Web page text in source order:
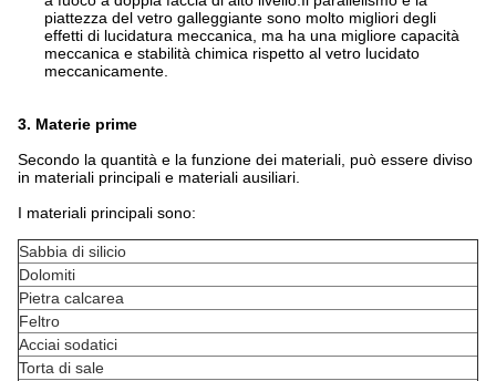
piattezza del vetro galleggiante sono molto migliori degli
effetti di lucidatura meccanica, ma ha una migliore capacità
meccanica e stabilità chimica rispetto al vetro lucidato
meccanicamente.
3. Materie prime
Secondo la quantità e la funzione dei materiali, può essere diviso
in materiali principali e materiali ausiliari.
I materiali principali sono:
Sabbia di silicio
Dolomiti
Pietra calcarea
Feltro
Acciai sodatici
Torta di sale